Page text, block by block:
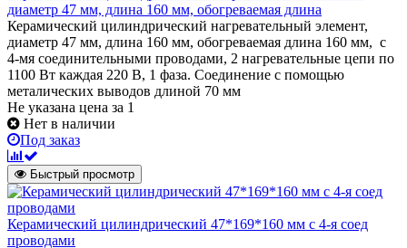
диаметр 47 мм, длина 160 мм, обогреваемая длина
Керамический цилиндрический нагревательный элемент,
диаметр 47 мм, длина 160 мм, обогреваемая длина 160 мм, с
4-мя соединительными проводами, 2 нагревательные цепи по
1100 Вт каждая 220 В, 1 фаза. Соединение с помощью
металических выводов длиной 70 мм
Не указана цена за 1
Нет в наличии
Под заказ
Быстрый просмотр
Керамический цилиндрический 47*169*160 мм с 4-я соед
проводами